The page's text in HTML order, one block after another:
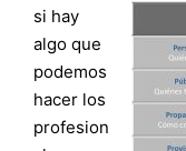
si hay
algo que
podemos
hacer los
profesion